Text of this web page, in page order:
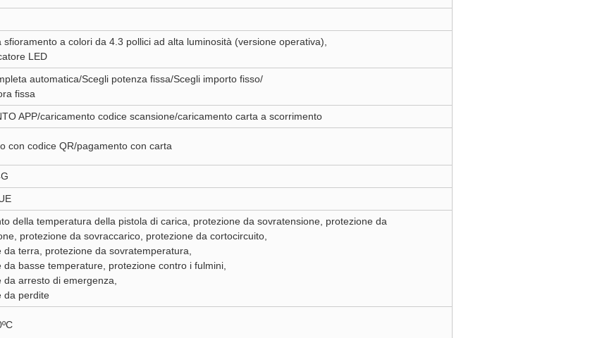
sfioramento a colori da 4.3 pollici ad alta luminosità (versione operativa),
LED
automatica/Scegli potenza fissa/Scegli importo fisso/
fissa
APP/caricamento codice scansione/caricamento carta a scorrimento
con codice QR/pagamento con carta
della temperatura della pistola di carica, protezione da sovratensione, protezione da
protezione da sovraccarico, protezione da cortocircuito,
da terra, protezione da sovratemperatura,
da basse temperature, protezione contro i fulmini,
da arresto di emergenza,
da perdite